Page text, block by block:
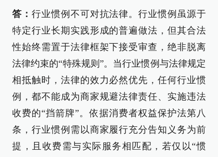
答： 行业惯例不可对抗法律。行业惯例虽源于
特定行业长期实践形成的普遍做法，但其合法
性始终需置于法律框架下接受审查，绝非脱离
法律约束的“特殊规则”。当行业惯例与法律规定
相抵触时，法律的效力必然优先，任何行业惯
例，都不能成为商家规避法律责任、实施违法
收费的“挡箭牌”。依据消费者权益保护法第八
条，行业惯例需以商家履行充分告知义务为前
提，且收费需与实际服务相匹配，若仅以“惯